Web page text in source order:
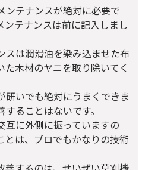
ンテナンスが絶対に必要で
ンテナンスは前に記入しまし
スは潤滑油を染み込ませた布
た木材のヤニを取り除いてく
研いでも絶対にうまくできま
ることはないです。
互に外側に振っていますの
とは、プロでもかなりの技術